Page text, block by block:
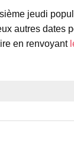
jeudi
autres dates
en renvoyant